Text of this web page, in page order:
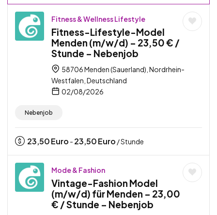
Fitness & Wellness Lifestyle
Fitness-Lifestyle-Model
Menden (m/w/d) – 23,50 € /
Stunde – Nebenjob
58706 Menden (Sauerland), Nordrhein-
Westfalen, Deutschland
02/08/2026
Nebenjob
23,50Euro - 23,50Euro / Stunde
Mode & Fashion
Vintage-Fashion Model
(m/w/d) für Menden – 23,00
€ / Stunde – Nebenjob